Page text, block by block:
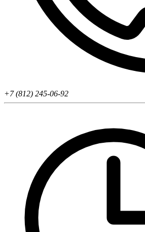
+7 (812) 245-06-92